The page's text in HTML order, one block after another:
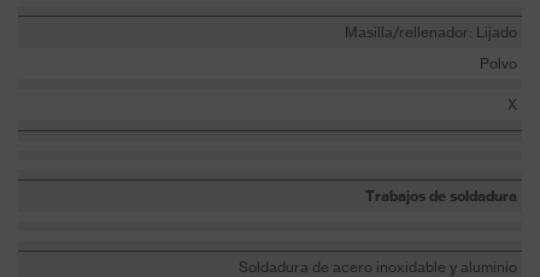
Masilla/rellenador: Lijado
Polvo
X
Trabajos de soldadura
Soldadura de acero inoxidable y aluminio